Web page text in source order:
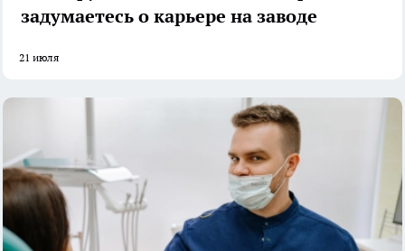
задумаетесь о карьере на заводе
21 июля